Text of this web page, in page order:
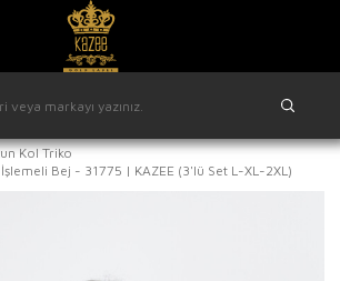
Kol Triko
Bej - 31775 | KAZEE (3'lü Set L-XL-2XL)